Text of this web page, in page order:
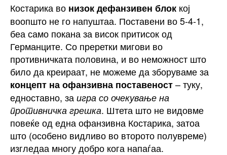
Костарика во низок дефанзивен блок кој
воопшто не го напуштаа. Поставени во 5-4-1,
беа само покана за висок притисок од
Германците. Со преретки мигови во
противничката половина, и во неможност што
било да креираат, не можеме да зборуваме за
концепт на офанзивна поставеност– туку,
едноставно, за игра со очекување на
противничка грешка. Штета што не видовме
повеќе од една офанзивна Костарика, затоа
што (особено видливо во второто полувреме)
изгледаа многу добро кога напаѓаа.